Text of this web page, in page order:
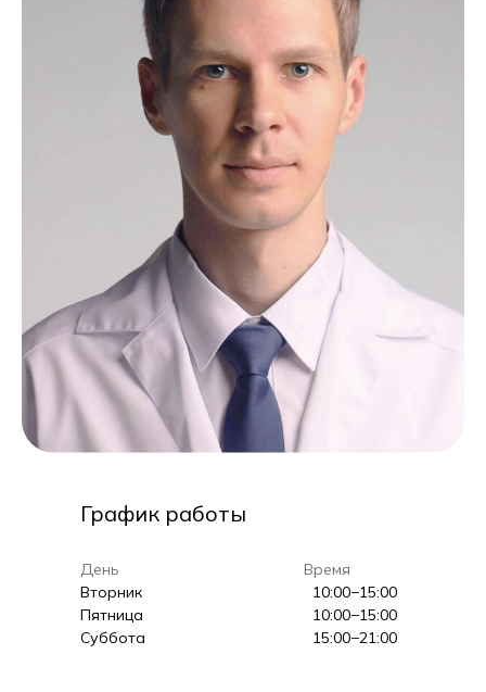
Время
10:00−15:00
10:00−15:00
15:00−21:00
День
Вторник
Пятница
Суббота
График работы